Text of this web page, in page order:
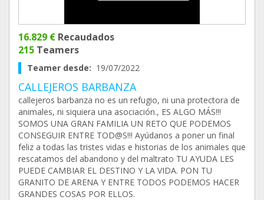
16.829 € Recaudados
215 Teamers
Teamer desde: 19/07/2022
CALLEJEROS BARBANZA
callejeros barbanza no es un refugio, ni una protectora de
animales, ni siquiera una asociación., ES ALGO MÁS!!!
SOMOS UNA GRAN FAMILIA UN RETO QUE PODEMOS
CONSEGUIR ENTRE TOD@S!!! Ayúdanos a poner un final
feliz a todas las tristes vidas e historias de los animales que
rescatamos del abandono y del maltrato TU AYUDA LES
PUEDE CAMBIAR EL DESTINO Y LA VIDA. PON TU
GRANITO DE ARENA Y ENTRE TODOS PODEMOS HACER
GRANDES COSAS POR ELLOS.